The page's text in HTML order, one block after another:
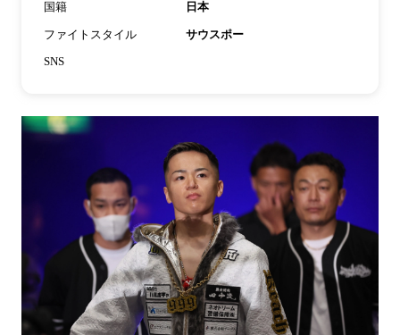
国籍 日本
ファイトスタイル サウスポー
SNS